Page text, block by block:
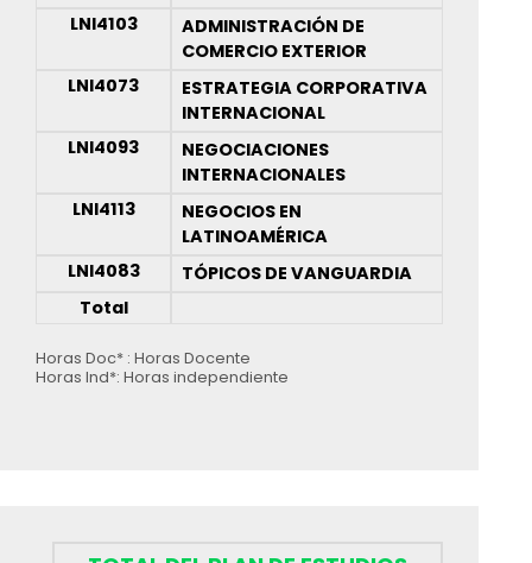
LNI4103
ADMINISTRACIÓN DE
COMERCIO EXTERIOR
LNI4073
ESTRATEGIA CORPORATIVA
INTERNACIONAL
LNI4093
NEGOCIACIONES
INTERNACIONALES
LNI4113
NEGOCIOS EN
LATINOAMÉRICA
LNI4083
TÓPICOS DE VANGUARDIA
Total
Horas Doc* : Horas Docente
Horas Ind*: Horas independiente